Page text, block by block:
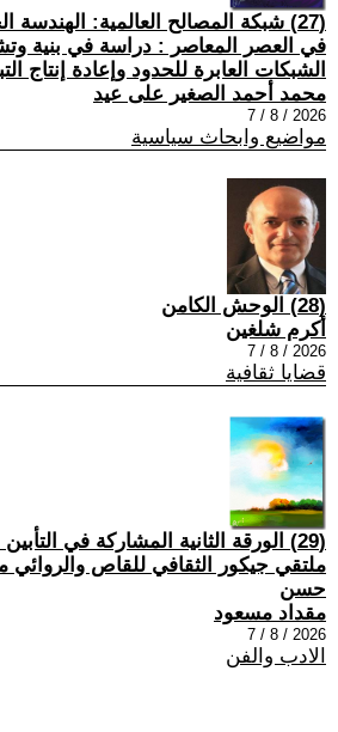
(27) شبكة المصالح العالمية: الهندسة
في العصر المعاصر : دراسة في بنية
الشبكات العابرة للحدود وإعادة إنتاج
محمد أحمد الصغير على عيد
2026 / 8 / 7
مواضيع وابحاث سياسية
(28) الوحش الكامن
أكرم شلغين
2026 / 8 / 7
قضايا ثقافية
(29) الورقة الثانية المشاركة في
ملتقي جيكور الثقافي للقاص والروائي
حسن
مقداد مسعود
2026 / 8 / 7
الادب والفن